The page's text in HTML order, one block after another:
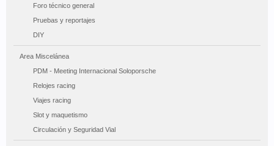
Foro técnico general
Pruebas y reportajes
DIY
Area Miscelánea
PDM - Meeting Internacional Soloporsche
Relojes racing
Viajes racing
Slot y maquetismo
Circulación y Seguridad Vial